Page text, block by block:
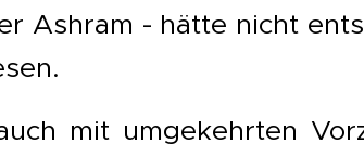
Ashram - hätte nicht
mit umgekehrten